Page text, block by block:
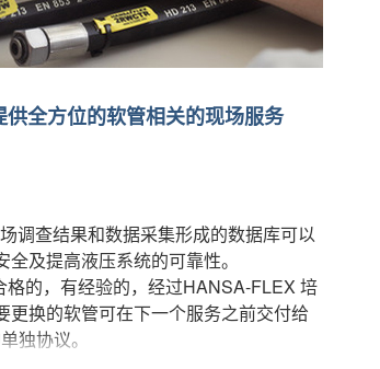
全方位的软管相关的现场服务
调查结果和数据采集形成的数据库可以
及提高液压系统的可靠性。
的，有经验的，经过HANSA-FLEX 培
换的软管可在下一个服务之前交付给
独协议。